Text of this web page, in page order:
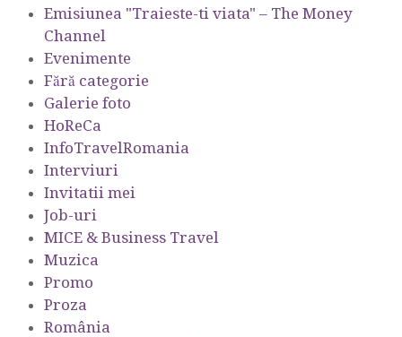
Emisiunea "Traieste-ti viata" – The Money
Channel
Evenimente
Fără categorie
Galerie foto
HoReCa
InfoTravelRomania
Interviuri
Invitatii mei
Job-uri
MICE & Business Travel
Muzica
Promo
Proza
România